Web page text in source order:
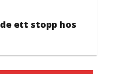
ett stopp hos